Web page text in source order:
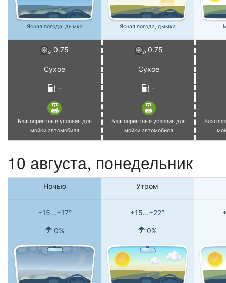
Ясная погода, дымка Ясная погода, дымка
0.75 0.75
Сухое Сухое
– –
Благоприятные условия для
мойки автомобиля
Благоприятные условия для
мойки автомобиля
10 августа, понедельник
Ночью Утром
+15...+17° +15...+22°
0% 0%